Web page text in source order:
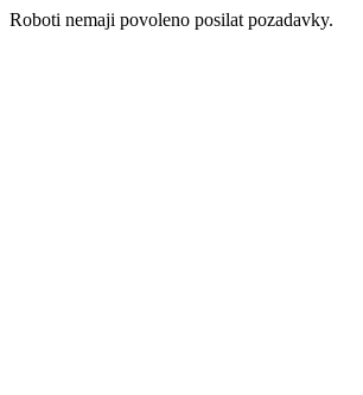
Roboti nemaji povoleno posilat pozadavky.